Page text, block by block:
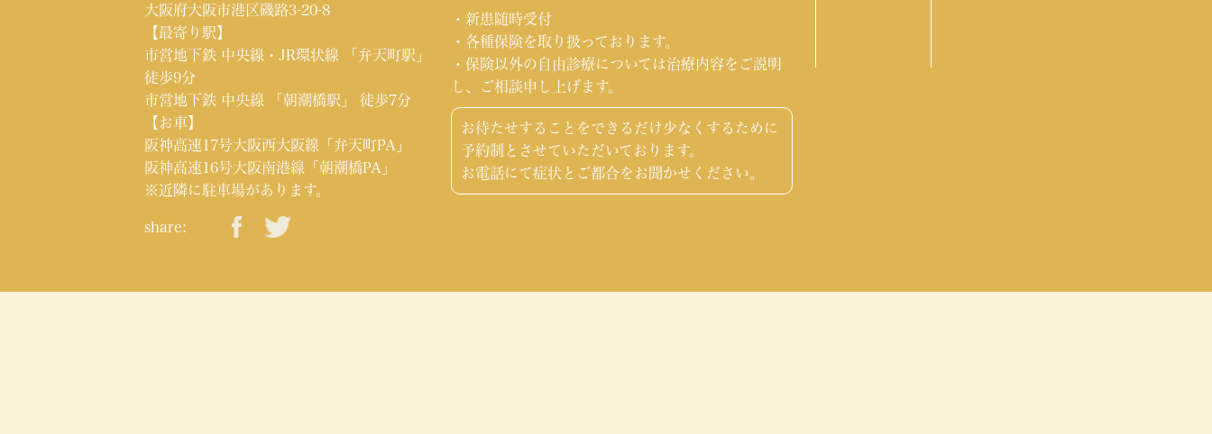
大阪府大阪市港区磯路3-20-8
【最寄り駅】
市営地下鉄 中央線・JR環状線 「弁天町駅」
徒歩9分
市営地下鉄 中央線 「朝潮橋駅」 徒歩7分
【お車】
阪神高速17号大阪西大阪線「弁天町PA」
阪神高速16号大阪南港線「朝潮橋PA」
※近隣に駐車場があります。
share:
・新患随時受付
・各種保険を取り扱っております。
・保険以外の自由診療については治療内容をご説明
し、ご相談申し上げます。
お待たせすることをできるだけ少なくするために
予約制とさせていただいております。
お電話にて症状とご都合をお聞かせください。